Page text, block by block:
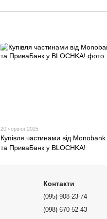
20 червня 2025
Купівля частинами від Monobank
та ПриваБанк у BLOCHKA!
Контакти
(095) 908-23-74
(098) 670-52-43